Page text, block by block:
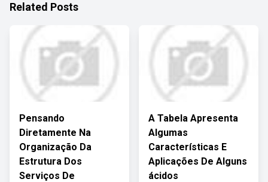
Related Posts
Pensando
Diretamente Na
Organização Da
Estrutura Dos
Serviços De
A Tabela Apresenta
Algumas
Características E
Aplicações De Alguns
ácidos